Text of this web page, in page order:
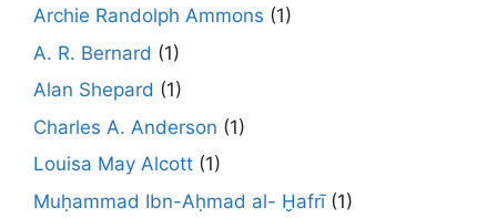
Archie Randolph Ammons (1)
A. R. Bernard (1)
Alan Shepard (1)
Charles A. Anderson (1)
Louisa May Alcott (1)
Muḥammad Ibn-Aḥmad al- Ḫafrī(1)